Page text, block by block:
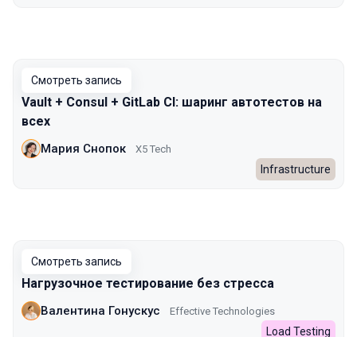
Смотреть запись
Vault + Consul + GitLab CI: шаринг автотестов на
всех
Мария Снопок X5 Tech
Infrastructure
Смотреть запись
Нагрузочное тестирование без стресса
Валентина Гонускус Effective Technologies
Load Testing